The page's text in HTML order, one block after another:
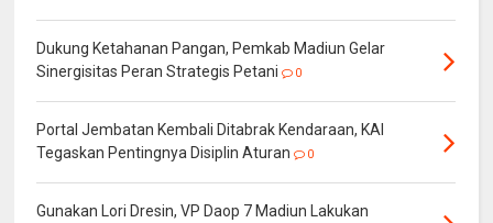
Dukung Ketahanan Pangan, Pemkab Madiun Gelar
Sinergisitas Peran Strategis Petani
0
Portal Jembatan Kembali Ditabrak Kendaraan, KAI
Tegaskan Pentingnya Disiplin Aturan
0
Gunakan Lori Dresin, VP Daop 7 Madiun Lakukan